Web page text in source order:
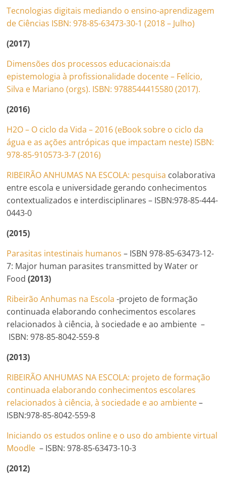
Tecnologias digitais mediando o ensino-aprendizagem
de Ciências ISBN: 978-85-63473-30-1 (2018 – Julho)
(2017)
Dimensões dos processos educacionais:da
epistemologia à profissionalidade docente – Felício,
Silva e Mariano (orgs). ISBN:9788544415580(2017).
(2016)
H2O – O ciclo da Vida – 2016 (eBook sobre o ciclo da
água e as ações antrópicas que impactam neste) ISBN:
978-85-910573-3-7 (2016)
RIBEIRÃO ANHUMAS NA ESCOLA: pesquisa colaborativa
entre escola e universidade gerando conhecimentos
contextualizados e interdisciplinares – ISBN:978-85-444-
0443-0
(2015)
Parasitas intestinais humanos – ISBN 978-85-63473-12-
7: Major human parasites transmitted by Water or
Food(2013)
Ribeirão Anhumas na Escola -projeto de formação
continuada elaborando conhecimentos escolares
relacionados à ciência, à sociedade e ao ambiente –
ISBN: 978-85-8042-559-8
(2013)
RIBEIRÃO ANHUMAS NA ESCOLA: projeto de formação
continuada elaborando conhecimentos escolares
relacionados à ciência, à sociedade e ao ambiente–
ISBN:978-85-8042-559-8
Iniciando os estudos online e o uso do ambiente virtual
Moodle – ISBN: 978-85-63473-10-3
(2012)